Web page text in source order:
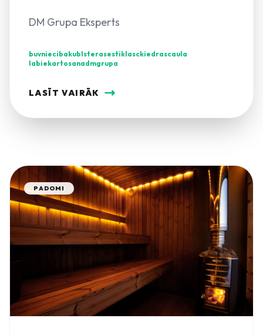
DM Grupa Eksperts
buvniecibakublsterasestiklasckiedrascaula
labiekartosanadmgrupa
LASĪT VAIRĀK
PADOMI